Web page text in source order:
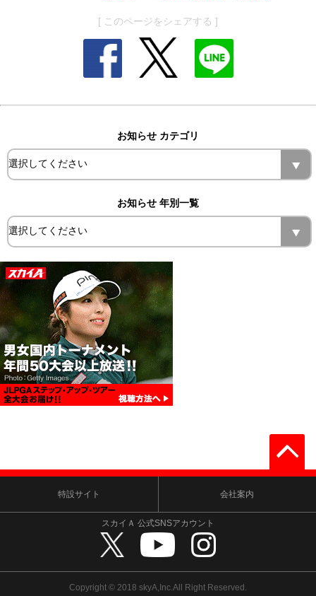
[ このページをシェアする ]
お知らせ カテゴリ
お知らせ 年別一覧
特設サイト 会社案内
スカイＡ 公式SNSアカウント
Copyright © 2018 skyA,Inc.All Right Reserved.